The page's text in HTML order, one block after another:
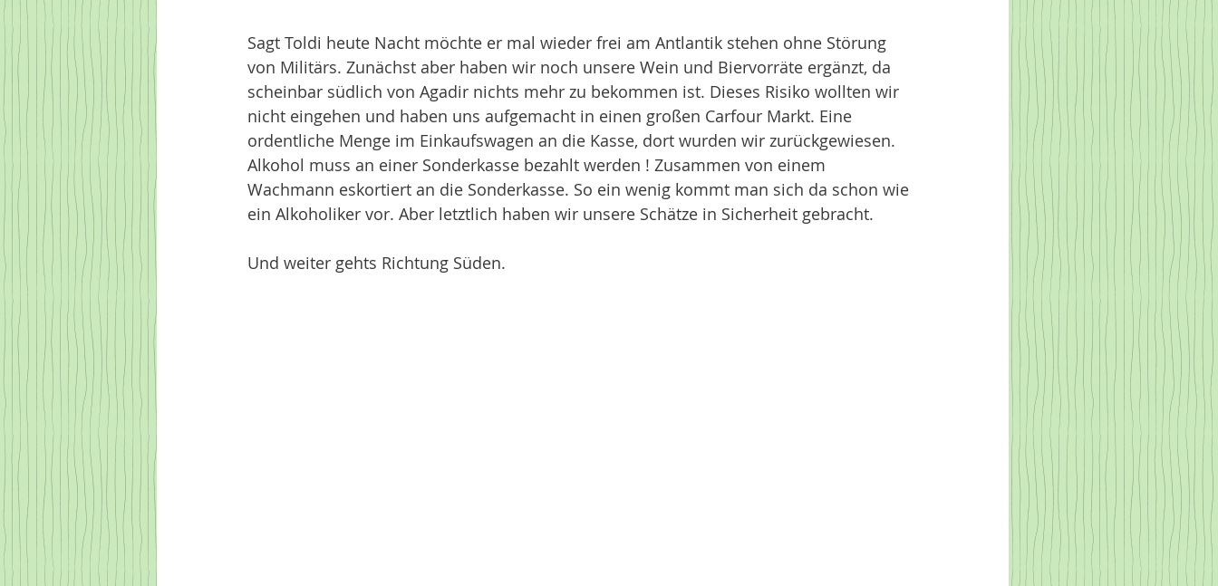
Sagt Toldi heute Nacht möchte er mal wieder frei am Antlantik stehen ohne Störung
von Militärs. Zunächst aber haben wir noch unsere Wein und Biervorräte ergänzt, da
scheinbar südlich von Agadir nichts mehr zu bekommen ist. Dieses Risiko wollten wir
nicht eingehen und haben uns aufgemacht in einen großen Carfour Markt. Eine
ordentliche Menge im Einkaufswagen an die Kasse, dort wurden wir zurückgewiesen.
Alkohol muss an einer Sonderkasse bezahlt werden ! Zusammen von einem
Wachmann eskortiert an die Sonderkasse. So ein wenig kommt man sich da schon wie
ein Alkoholiker vor. Aber letztlich haben wir unsere Schätze in Sicherheit gebracht.
Und weiter gehts Richtung Süden.